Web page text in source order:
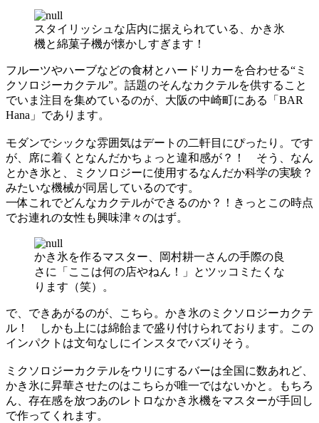
スタイリッシュな店内に据えられている、かき氷
機と綿菓子機が懐かしすぎます！
フルーツやハーブなどの食材とハードリカーを合わせる“ミ
クソロジーカクテル”。話題のそんなカクテルを供すること
でいま注目を集めているのが、大阪の中崎町にある「BAR
Hana」であります。
モダンでシックな雰囲気はデートの二軒目にぴったり。です
が、席に着くとなんだかちょっと違和感が？！ そう、なん
とかき氷と、ミクソロジーに使用するなんだか科学の実験？
みたいな機械が同居しているのです。
一体これでどんなカクテルができるのか？！きっとこの時点
でお連れの女性も興味津々のはず。
かき氷を作るマスター、岡村耕一さんの手際の良
さに「ここは何の店やねん！」とツッコミたくな
ります（笑）。
で、できあがるのが、こちら。かき氷のミクソロジーカクテ
ル！ しかも上には綿飴まで盛り付けられております。この
インパクトは文句なしにインスタでバズりそう。
ミクソロジーカクテルをウリにするバーは全国に数あれど、
かき氷に昇華させたのはこちらが唯一ではないかと。もちろ
ん、存在感を放つあのレトロなかき氷機をマスターが手回し
で作ってくれます。